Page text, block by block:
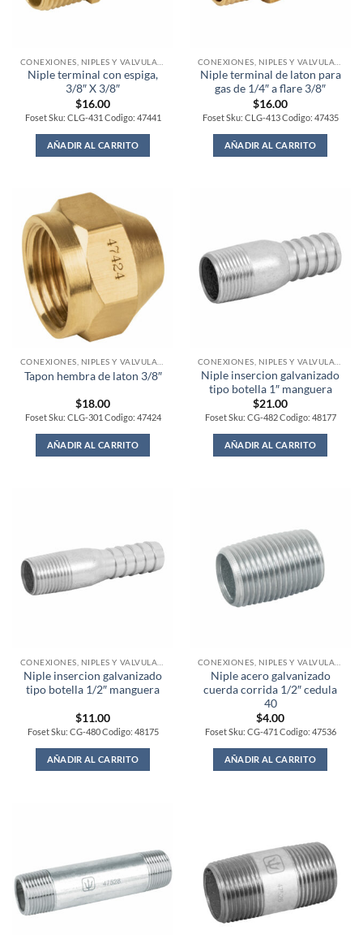
Niple terminal con espiga,
3/8″ X 3/8″
$16.00
Foset Sku: CLG-431 Codigo: 47441
AÑADIR AL CARRITO
Niple terminal de laton para
gas de 1/4″ a flare 3/8″
$16.00
Foset Sku: CLG-413 Codigo: 47435
AÑADIR AL CARRITO
Tapon hembra de laton 3/8″
$18.00
Foset Sku: CLG-301 Codigo: 47424
AÑADIR AL CARRITO
Niple insercion galvanizado
tipo botella 1″ manguera
$21.00
Foset Sku: CG-482 Codigo: 48177
AÑADIR AL CARRITO
Niple insercion galvanizado
tipo botella 1/2″ manguera
$11.00
Foset Sku: CG-480 Codigo: 48175
AÑADIR AL CARRITO
Niple acero galvanizado
cuerda corrida 1/2″ cedula
40
$4.00
Foset Sku: CG-471 Codigo: 47536
AÑADIR AL CARRITO